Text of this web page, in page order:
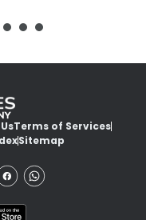
Terms of Services
Sitemap